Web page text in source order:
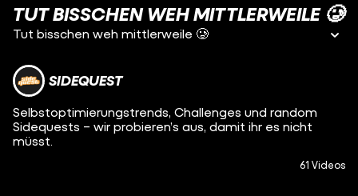
TUT BISSCHEN WEH MITTLERWEILE 🥲
Tut bisschen weh mittlerweile 🥲
SIDEQUEST
Selbstoptimierungstrends, Challenges und random
Sidequests – wir probieren’s aus, damit ihr es nicht
müsst.
61 Videos